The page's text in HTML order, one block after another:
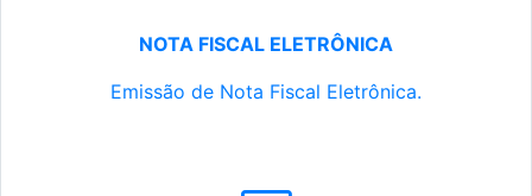
NOTA FISCAL ELETRÔNICA
Emissão de Nota Fiscal Eletrônica.